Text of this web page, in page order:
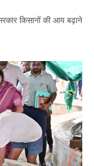
किसानों की आय बढ़ाने